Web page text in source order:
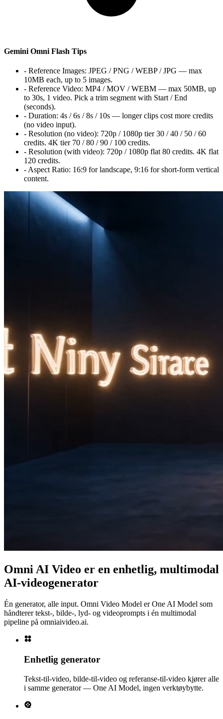
Gemini Omni Flash Tips
- Reference Images: JPEG / PNG / WEBP / JPG — max
10MB each, up to 5 images.
- Reference Video: MP4 / MOV / WEBM — max 50MB, up
to 30s, 1 video. Pick a trim segment with Start / End
(seconds).
- Duration: 4s / 6s / 8s / 10s — longer clips cost more credits
(no video input).
- Resolution (no video): 720p / 1080p tier30 / 40 / 50 / 60
credits. 4K tier 70 / 80 / 90 / 100 credits.
- Resolution (with video): 720p / 1080p flat 80 credits. 4K flat
120 credits.
- Aspect Ratio: 16:9 for landscape, 9:16 for short-form vertical
content.
Omni AI Video er en enhetlig, multimodal
AI-videogenerator
Én generator, alle input. Omni Video Model er One AI Model som
håndterer tekst-, bilde-, lyd- og videoprompts i én multimodal
pipeline på omniaivideo.ai.
Enhetlig generator
Tekst-til-video, bilde-til-video og referanse-til-video kjører alle
i samme generator — One AI Model, ingen verktøybytte.